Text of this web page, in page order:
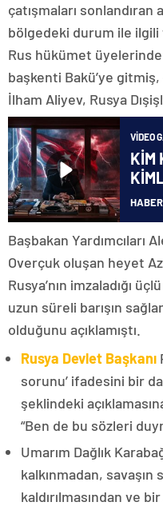
çatışmaları sonlandıran
bölgedeki durum ile
Rus hükümet
başkenti Bakü’ye
İlham Aliyev, Rusya
VIDEO
KİM
Başbakan Yardımcıları
Overçuk oluşan heyet
Rusya’nın imzaladığı
uzun süreli barışın
olduğunu açıklamıştı.
Rusya Devlet Başkanı
sorunu’ ifadesini bir
şeklindeki
“Ben de bu sözleri
Umarım Dağlık
kalkınmadan, savaşın
kaldırılmasından ve